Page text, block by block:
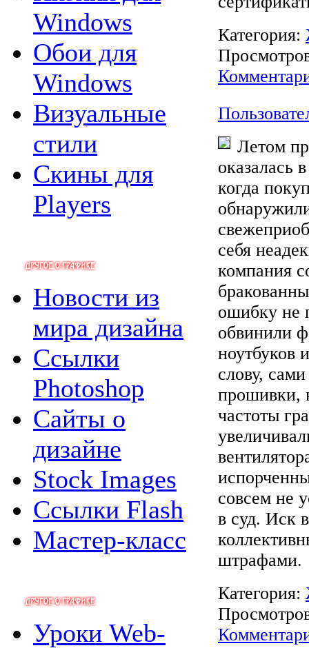
Windows
Обои для
Windows
Визуальные
стили
Скины для
Players
Новости из
мира дизайна
Ссылки
Photoshop
Сайты о
дизайне
Stock Images
Ссылки Flash
Мастер-класс
Уроки Web-
Категория:
Летом
оказалась
когда
себя
компания
ошибку не
обвинили
ноутбуков
слову,
прошивки,
частоты
совсем не
в суд. Иск
штрафами.
Категория: